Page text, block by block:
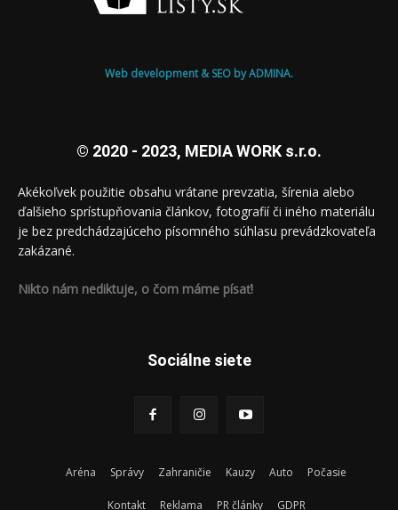
Web development & SEO by ADMINA.
© 2020 - 2023, MEDIA WORK s.r.o.
Akékoľvek použitie obsahu vrátane prevzatia, šírenia alebo
ďalšieho sprístupňovania článkov, fotografií či iného materiálu
je bez predchádzajúceho písomného súhlasu prevádzkovateľa
zakázané.
Nikto nám nediktuje, o čom máme písať!
Sociálne siete
Aréna Správy Zahraničie Kauzy Auto Počasie
Kontakt Reklama PR články GDPR